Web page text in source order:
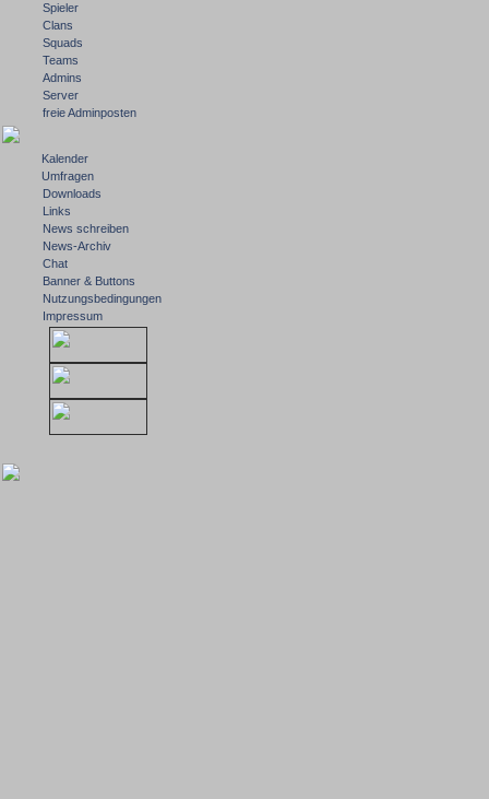
Spieler
Clans
Squads
Teams
Admins
Server
freie Adminposten
Kalender
Umfragen
Downloads
Links
News schreiben
News-Archiv
Chat
Banner & Buttons
Nutzungsbedingungen
Impressum